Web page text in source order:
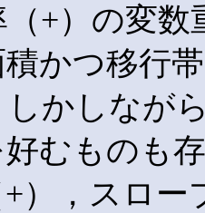
（+）の変
かつ移行
かしなが
むものも
），スロー